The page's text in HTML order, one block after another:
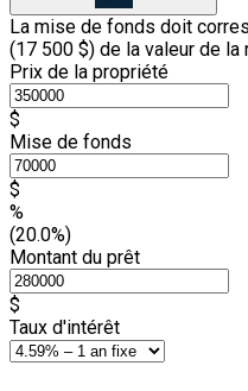
La mise de fonds doit
(17 500 $) de la valeur de la
Prix de la propriété
$
Mise de fonds
$
%
(20.0%)
Montant du prêt
$
Taux d'intérêt